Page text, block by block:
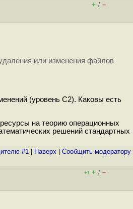
+ / –
или изменения файлов
(уровень C2). Каковы есть
на теорию операционных
решений стандартных
#1 Наверх Cообщить модератору
+1 + / –